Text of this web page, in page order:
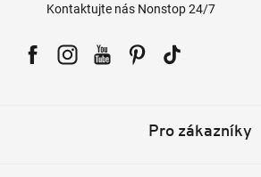
Kontaktujte nás Nonstop 24/7
Pro zákazníky